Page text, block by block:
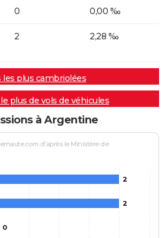
0 0,00 ‰
2 2,28 ‰
les plus cambriolées
plus de vols de véhicules
à Argentine
d'après le Ministère de
2
2
0